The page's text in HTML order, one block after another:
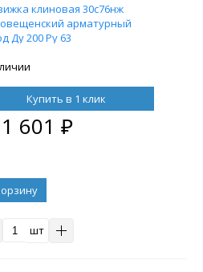
клиновая 30с76нж
арматурный
Ду 200 Ру 63
Купить в 1 клик
601 ₽
шт